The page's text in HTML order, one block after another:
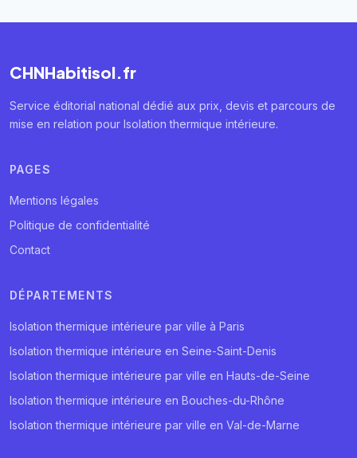
CHNHabitisol.fr
Service éditorial national dédié aux prix, devis et parcours de
mise en relation pour Isolation thermique intérieure.
PAGES
Mentions légales
Politique de confidentialité
Contact
DÉPARTEMENTS
Isolation thermique intérieure par ville à Paris
Isolation thermique intérieure en Seine-Saint-Denis
Isolation thermique intérieure par ville en Hauts-de-Seine
Isolation thermique intérieure en Bouches-du-Rhône
Isolation thermique intérieure par ville en Val-de-Marne